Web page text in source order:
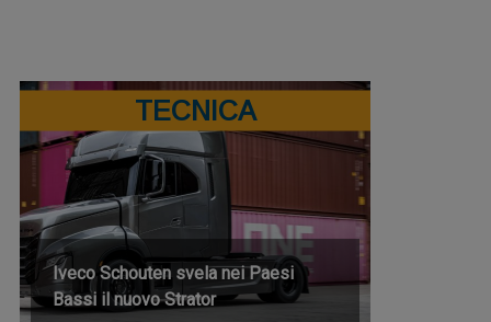
TECNICA
Iveco Schouten svela nei Paesi
Bassi il nuovo Strator